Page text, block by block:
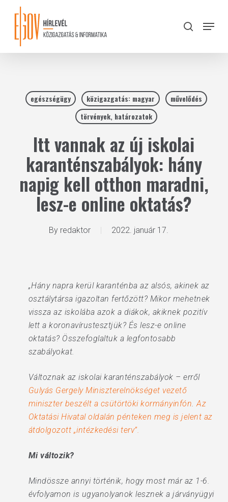
content
search
Menu
egészségügy közigazgatás: magyar
művelődés
törvények, határozatok
Itt vannak az új iskolai
karanténszabályok: hány
napig kell otthon maradni,
lesz-e online oktatás?
By redaktor 2022. január 17.
„Hány napra kerül karanténba az alsós, akinek az
osztálytársa igazoltan fertőzött? Mikor mehetnek
vissza az iskolába azok a diákok, akiknek pozitív
lett a koronavírustesztjük? És lesz-e online
oktatás? Összefoglaltuk a legfontosabb
szabályokat.
Változnak az iskolai karanténszabályok – erről
Gulyás Gergely Miniszterelnökséget vezető
miniszter beszélt a csütörtöki kormányinfón.Az
Oktatási Hivatal oldalán pénteken meg is jelent az
átdolgozott „intézkedési terv”.
Mi változik?
Mindössze annyi történik, hogy most már az 1-6.
évfolyamon is ugyanolyanok lesznek a járványügyi
Close